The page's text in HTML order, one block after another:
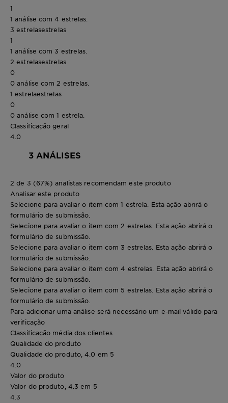
1
1 análise com 4 estrelas.
3 estrelasestrelas
1
1 análise com 3 estrelas.
2 estrelasestrelas
0
0 análise com 2 estrelas.
1 estrelaestrelas
0
0 análise com 1 estrela.
Classificação geral
4.0
3 ANÁLISES
2 de 3 (67%) analistas recomendam este produto
Analisar este produto
Selecione para avaliar o item com 1 estrela. Esta ação abrirá o
formulário de submissão.
Selecione para avaliar o item com 2 estrelas. Esta ação abrirá o
formulário de submissão.
Selecione para avaliar o item com 3 estrelas. Esta ação abrirá o
formulário de submissão.
Selecione para avaliar o item com 4 estrelas. Esta ação abrirá o
formulário de submissão.
Selecione para avaliar o item com 5 estrelas. Esta ação abrirá o
formulário de submissão.
Para adicionar uma análise será necessário um e-mail válido para
verificação
Classificação média dos clientes
Qualidade do produto
Qualidade do produto, 4.0 em 5
4.0
Valor do produto
Valor do produto, 4.3 em 5
4.3